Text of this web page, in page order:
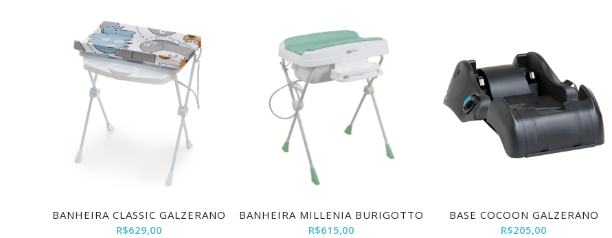
BANHEIRA CLASSIC GALZERANO
R$629,00
BANHEIRA MILLENIA BURIGOTTO
R$615,00
BASE COCOON GALZERANO
R$205,00